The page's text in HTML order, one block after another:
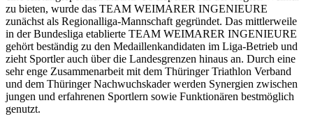
zu bieten, wurde das TEAM WEIMARER INGENIEURE
zunächst als Regionalliga-Mannschaft gegründet. Das mittlerweile
in der Bundesliga etablierte TEAM WEIMARER INGENIEURE
gehört beständig zu den Medaillenkandidaten im Liga-Betrieb und
zieht Sportler auch über die Landesgrenzen hinaus an. Durch eine
sehr enge Zusammenarbeit mit dem Thüringer Triathlon Verband
und dem Thüringer Nachwuchskader werden Synergien zwischen
jungen und erfahrenen Sportlern sowie Funktionären bestmöglich
genutzt.